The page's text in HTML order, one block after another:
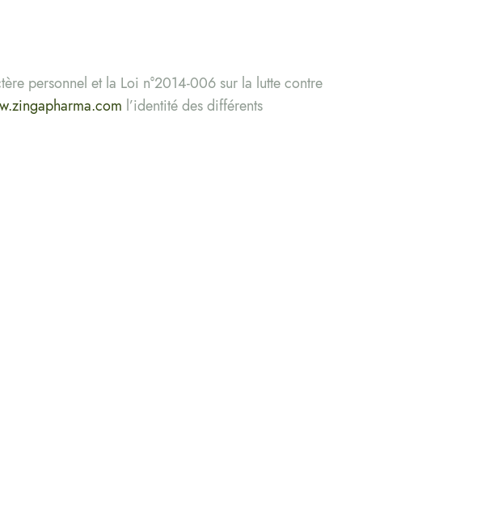
personnel et la Loi n°2014-006 sur la lutte contre
l’identité des différents